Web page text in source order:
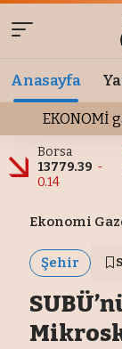
Anasayfa
EKONOMİ
Borsa
13779.39 -
0.14
Ekonomi
Şehir